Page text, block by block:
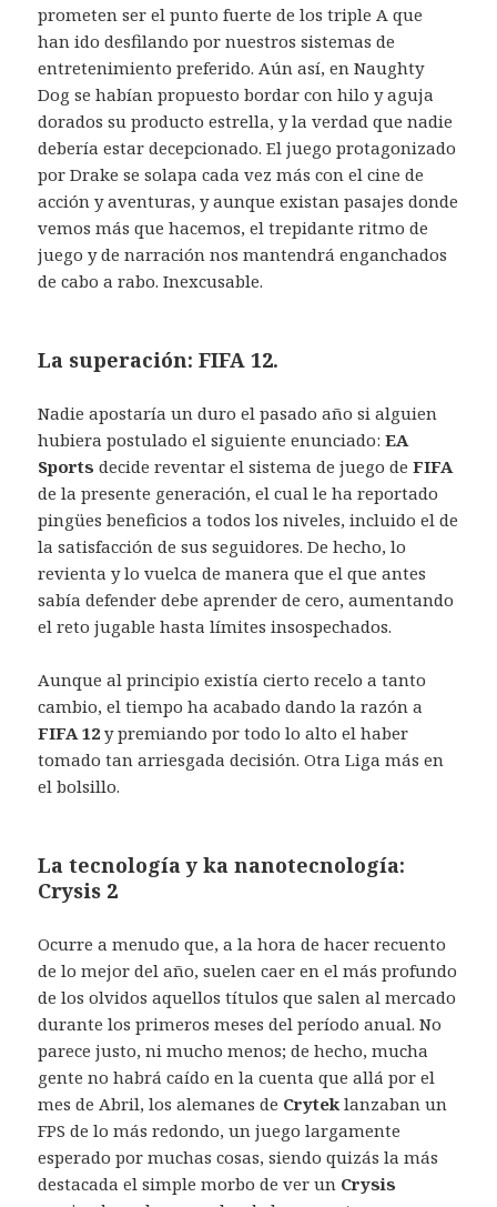
prometen ser el punto fuerte de los triple A que
han ido desfilando por nuestros sistemas de
entretenimiento preferido. Aún así, en Naughty
Dog se habían propuesto bordar con hilo y aguja
dorados su producto estrella, y la verdad que nadie
debería estar decepcionado. El juego protagonizado
por Drake se solapa cada vez más con el cine de
acción y aventuras, y aunque existan pasajes donde
vemos más que hacemos, el trepidante ritmo de
juego y de narración nos mantendrá enganchados
de cabo a rabo. Inexcusable.
La superación: FIFA 12.
Nadie apostaría un duro el pasado año si alguien
hubiera postulado el siguiente enunciado:EA
Sports decide reventar el sistema de juego deFIFA
de la presente generación, el cual le ha reportado
pingües beneficios a todos los niveles, incluido el de
la satisfacción de sus seguidores. De hecho, lo
revienta y lo vuelca de manera que el que antes
sabía defender debe aprender de cero, aumentando
el reto jugable hasta límites insospechados.
Aunque al principio existía cierto recelo a tanto
cambio, el tiempo ha acabado dando la razón a
FIFA 12y premiando por todo lo alto el haber
tomado tan arriesgada decisión. Otra Liga más en
el bolsillo.
La tecnología y ka nanotecnología:
Crysis 2
Ocurre a menudo que, a la hora de hacer recuento
de lo mejor del año, suelen caer en el más profundo
de los olvidos aquellos títulos que salen al mercado
durante los primeros meses del período anual. No
parece justo, ni mucho menos; de hecho, mucha
gente no habrá caído en la cuenta que allá por el
mes de Abril, los alemanes de Crytek lanzaban un
FPS de lo más redondo, un juego largamente
esperado por muchas cosas, siendo quizás la más
destacada el simple morbo de ver un Crysis